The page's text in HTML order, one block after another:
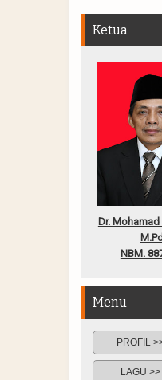
Ketua
Dr.
NBM.
Menu
PROFIL
LAGU >>